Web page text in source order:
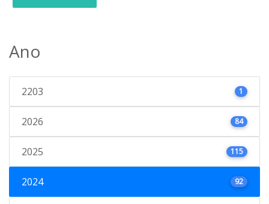
Ano
2203 1
2026 84
2025 115
2024 92